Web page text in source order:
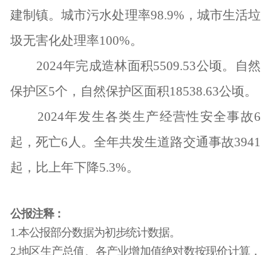
建制镇。城市污水处理率98.9% ，城市生活垃
圾无害化处理率100%。
2024年完成造林面积5509.53公顷。自然
保护区5个，自然保护区面积18538.63公顷。
2024年发生各类生产经营性安全事故6
起，死亡6 人。全年共发生道路交通事故3941
起，比上年下降5.3%。
公报注释：
1.本公报部分数据为初步统计数据。
2.地区生产总值、各产业增加值绝对数按现价计算，